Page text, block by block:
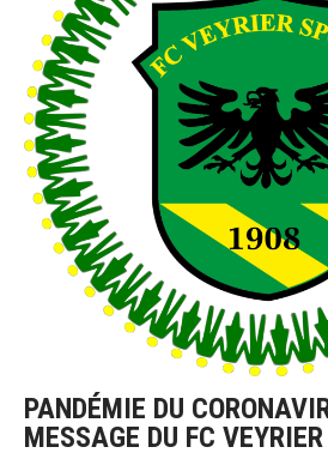
PANDÉMIE DU
MESSAGE DU FC